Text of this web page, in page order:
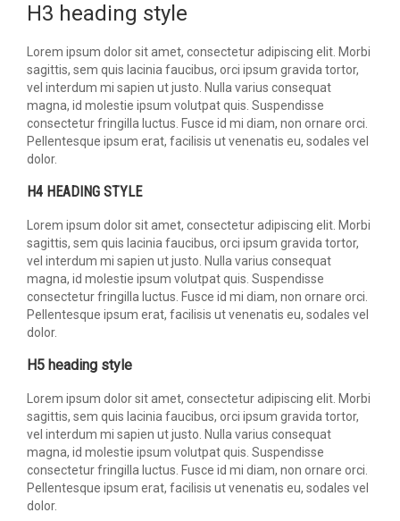
H3 heading style
Lorem ipsum dolor sit amet, consectetur adipiscing elit. Morbi
sagittis, sem quis lacinia faucibus, orci ipsum gravida tortor,
vel interdum mi sapien ut justo. Nulla varius consequat
magna, id molestie ipsum volutpat quis. Suspendisse
consectetur fringilla luctus. Fusce id mi diam, non ornare orci.
Pellentesque ipsum erat, facilisis ut venenatis eu, sodales vel
dolor.
H4 HEADING STYLE
Lorem ipsum dolor sit amet, consectetur adipiscing elit. Morbi
sagittis, sem quis lacinia faucibus, orci ipsum gravida tortor,
vel interdum mi sapien ut justo. Nulla varius consequat
magna, id molestie ipsum volutpat quis. Suspendisse
consectetur fringilla luctus. Fusce id mi diam, non ornare orci.
Pellentesque ipsum erat, facilisis ut venenatis eu, sodales vel
dolor.
H5 heading style
Lorem ipsum dolor sit amet, consectetur adipiscing elit. Morbi
sagittis, sem quis lacinia faucibus, orci ipsum gravida tortor,
vel interdum mi sapien ut justo. Nulla varius consequat
magna, id molestie ipsum volutpat quis. Suspendisse
consectetur fringilla luctus. Fusce id mi diam, non ornare orci.
Pellentesque ipsum erat, facilisis ut venenatis eu, sodales vel
dolor.